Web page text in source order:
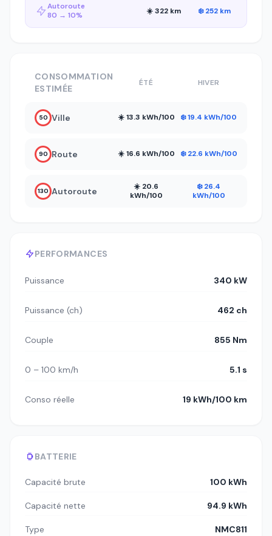
Autoroute
80 → 10%
☀️ 322 km ❄️ 252 km
PERFORMANCES
Puissance 340 kW
Puissance (ch) 462 ch
Couple 855 Nm
0 – 100 km/h 5.1 s
Conso réelle 19 kWh/100 km
BATTERIE
Capacité brute 100 kWh
Capacité nette 94.9 kWh
Type NMC811
CONSOMMATION
ESTIMÉE
ÉTÉ HIVER
50 Ville ☀️ 13.3 kWh/100 ❄️ 19.4 kWh/100
90 Route ☀️ 16.6 kWh/100 ❄️ 22.6 kWh/100
130 Autoroute
☀️ 20.6
kWh/100
❄️ 26.4
kWh/100